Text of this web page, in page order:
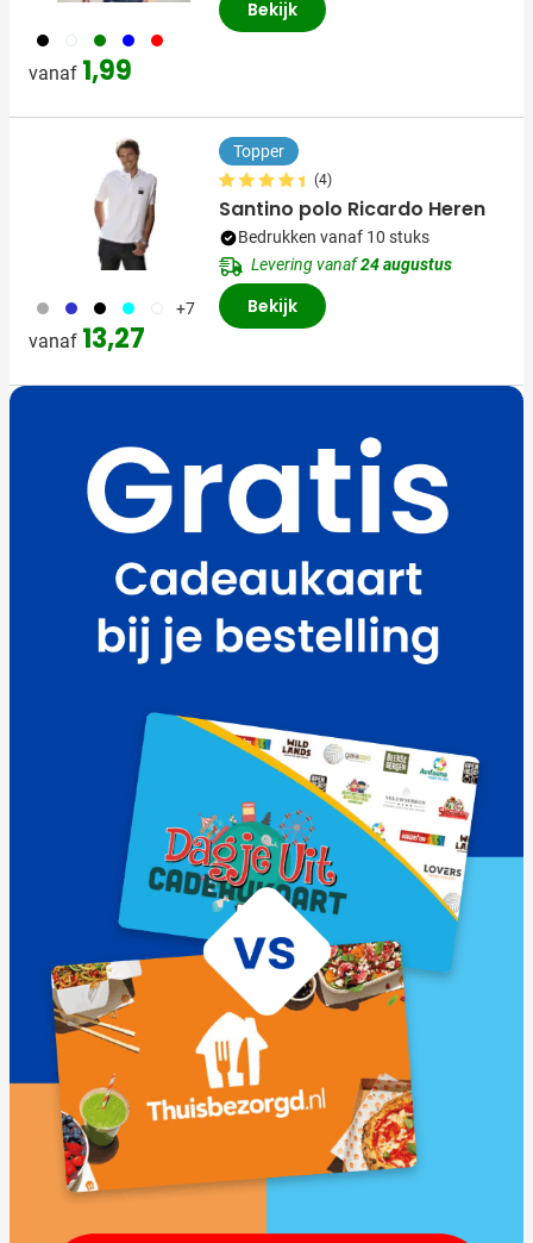
001 002 004 005 008
vanaf 1,99
Bekijk
099 023 001 166 002 +7
vanaf 13,27
Topper
(4)
Santino polo Ricardo Heren
Bedrukken vanaf 10 stuks
Levering vanaf24 augustus
Bekijk